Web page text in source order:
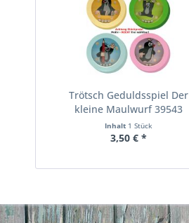
Trötsch Geduldsspiel Der
kleine Maulwurf 39543
Inhalt 1 Stück
3,50 € *